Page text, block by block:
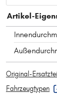
Artikel-
Original-
Fahrzeugtypen